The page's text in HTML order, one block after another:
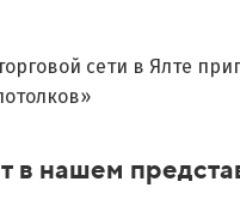
сети в Ялте
в нашем